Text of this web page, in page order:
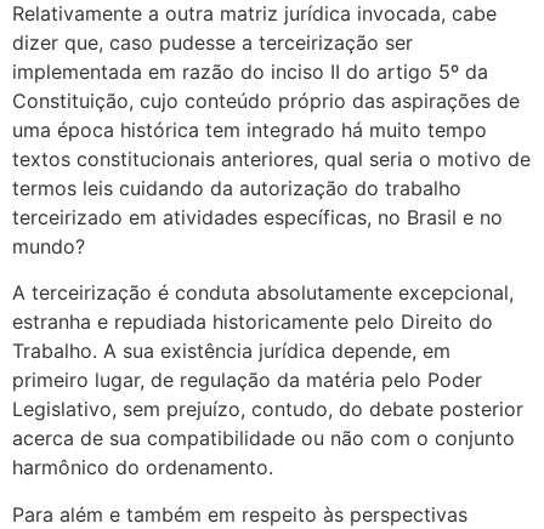
Relativamente a outra matriz jurídica invocada, cabe
dizer que, caso pudesse a terceirização ser
implementada em razão do inciso II do artigo 5º da
Constituição, cujo conteúdo próprio das aspirações de
uma época histórica tem integrado há muito tempo
textos constitucionais anteriores, qual seria o motivo de
termos leis cuidando da autorização do trabalho
terceirizado em atividades específicas, no Brasil e no
mundo?
A terceirização é conduta absolutamente excepcional,
estranha e repudiada historicamente pelo Direito do
Trabalho. A sua existência jurídica depende, em
primeiro lugar, de regulação da matéria pelo Poder
Legislativo, sem prejuízo, contudo, do debate posterior
acerca de sua compatibilidade ou não com o conjunto
harmônico do ordenamento.
Para além e também em respeito às perspectivas